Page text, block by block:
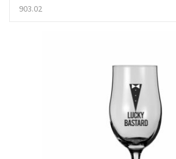
903.02